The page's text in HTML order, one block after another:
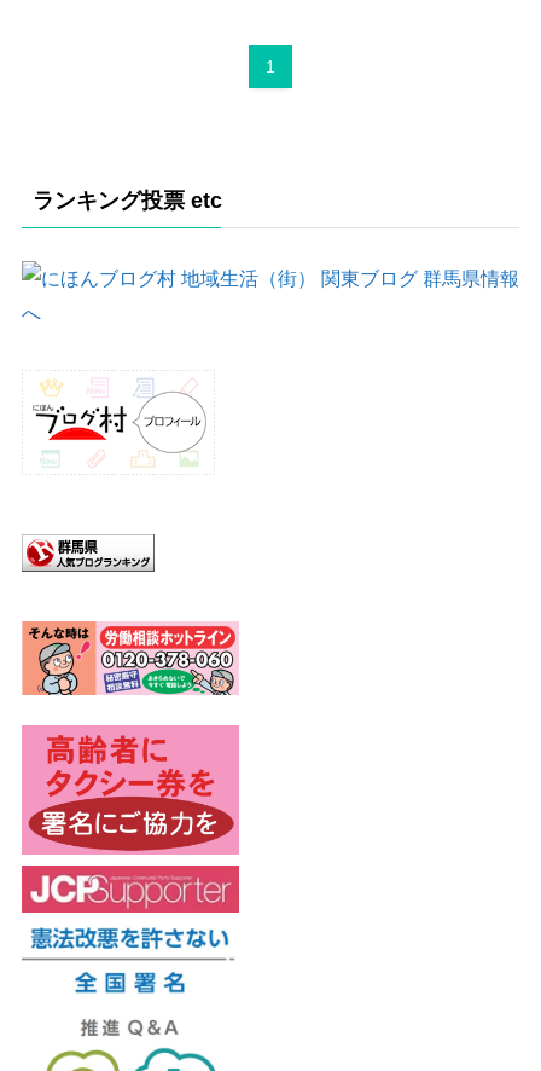
1
ランキング投票 etc